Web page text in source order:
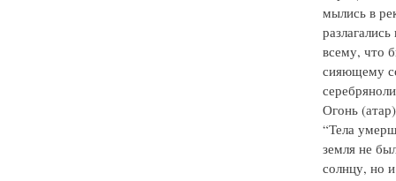
мылись в
всему, что
сияющему
Огонь
“Тела
земля не
солнцу, но